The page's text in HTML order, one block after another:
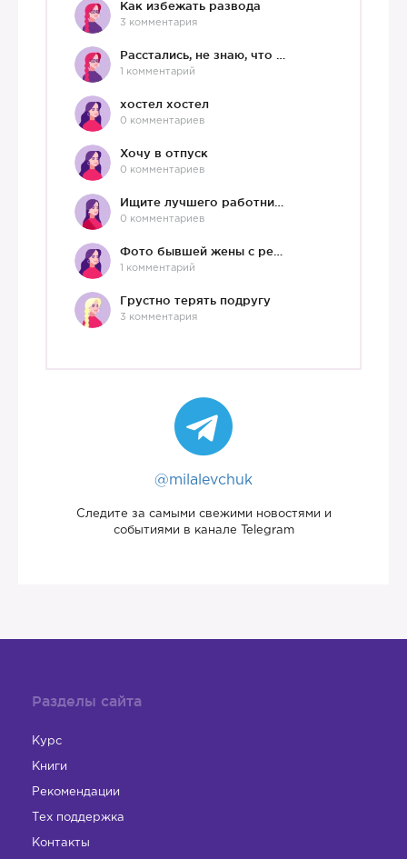
Как избежать развода
3 комментария
1 комментарий
хостел хостел
0 комментариев
Хочу в отпуск
0 комментариев
0 комментариев
1 комментарий
Грустно терять подругу
3 комментария
@milalevchuk
Следите за самыми свежими новостями и
событиями в канале Telegram
Разделы сайта
Курс
Книги
Рекомендации
Тех поддержка
Контакты